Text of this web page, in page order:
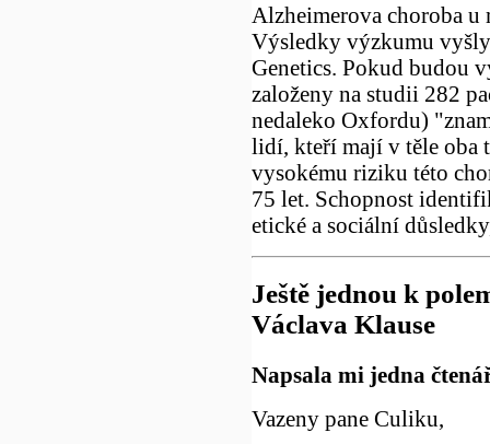
Alzheimerova choroba
Výsledky výzkumu
Genetics. Pokud budou
založeny na studii 282
nedaleko Oxfordu)
lidí, kteří mají v těle oba
vysokému riziku této
75 let. Schopnost
etické a sociální
Ještě jednou k
Václava Klause
Napsala mi jedna
Vazeny pane Culiku,